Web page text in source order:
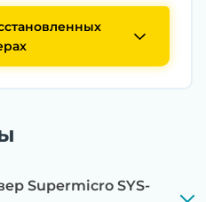
Supermicro SYS-